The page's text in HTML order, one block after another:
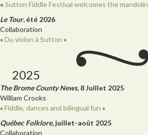
« Sutton Fiddle Festival welcomes the mandolin
Le Tour, été 2026
Collaboration
«Du violon à Sutton »
2025
The Brome County News, 8 Juillet 2025
William Crooks
«Fiddle, dances and bilingual fun »
Québec Folklore, juillet-août 2025
Collaboration